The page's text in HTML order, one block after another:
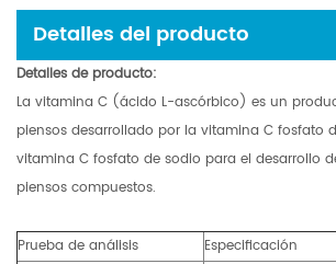
Detalles del producto
Detalles de producto:
La vitamina C (ácido L-ascórbico) es un
piensos desarrollado por la vitamina C fosfato
vitamina C fosfato de sodio para el desarrollo
piensos compuestos.
Prueba de análisis Especificación